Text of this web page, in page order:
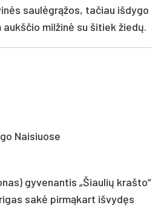
saulėgrąžos, tačiau išdygo
milžinė su šitiek žiedų.
Naisiuose
gyvenantis „Šiaulių krašto“
sakė pirmąkart išvydęs